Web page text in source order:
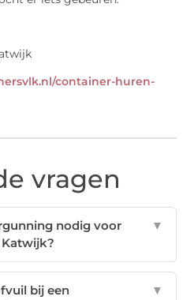
container-huren-
vragen
nodig voor
▼
bij een
▼